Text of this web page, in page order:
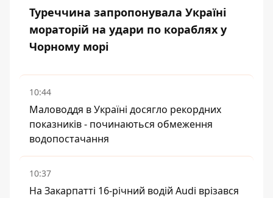
Туреччина запропонувала Україні
мораторій на удари по кораблях у
Чорному морі
10:44
Маловоддя в Україні досягло рекордних
показників - починаються обмеження
водопостачання
10:37
На Закарпатті 16-річний водій Audi врізався